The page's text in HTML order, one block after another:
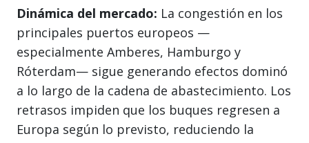
Dinámica del mercado: La congestión en los
principales puertos europeos —
especialmente Amberes, Hamburgo y
Róterdam— sigue generando efectos dominó
a lo largo de la cadena de abastecimiento. Los
retrasos impiden que los buques regresen a
Europa según lo previsto, reduciendo la